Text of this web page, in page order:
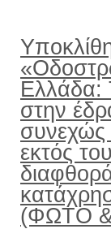
Ελλάδα:
στην
συνεχώς
εκτός
(ΦΩΤΟ